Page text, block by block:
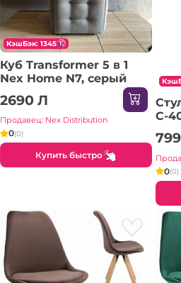
КэшБэк: 1345
Куб Transformer 5 в 1
Nex Home N7, серый
2690 Л
Продавец: Nex Distribution
0(0)
Купить быстро
C-
0(0)